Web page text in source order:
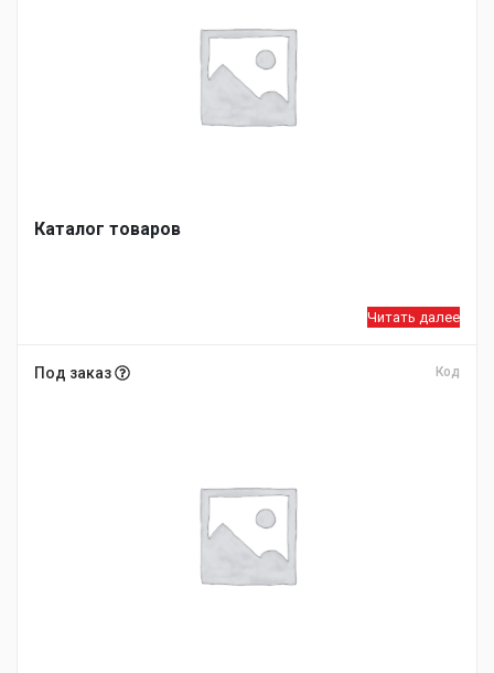
Каталог товаров
Читать далее
Под заказ Код